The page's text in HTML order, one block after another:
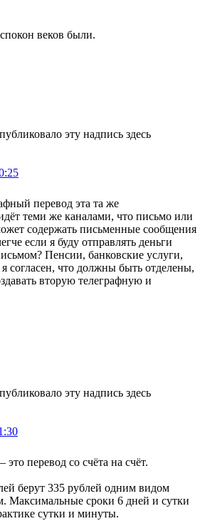
веков были.
эту надпись здесь
перевод эта та же
теми же каналами, что письмо или
содержать письменные сообщения
если я буду отправлять деньги
Пенсии, банковские услуги,
согласен, что должны быть отделены,
вторую телеграфную и
эту надпись здесь
перевод со счёта на счёт.
берут 335 рублей одним видом
Максимальные сроки 6 дней и сутки
сутки и минуты.